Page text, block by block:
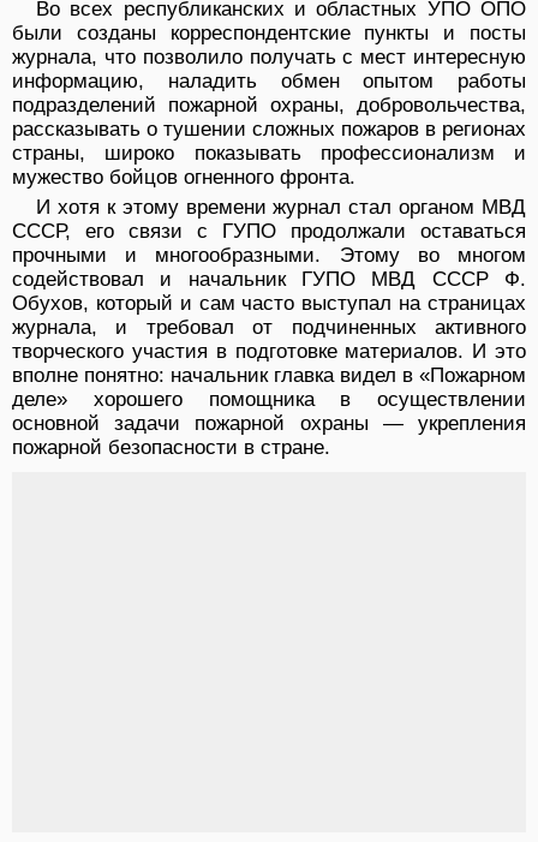
Во всех республиканских и областных УПО ОПО
были созданы корреспондентские пункты и посты
журнала, что позволило получать с мест интересную
информацию, наладить обмен опытом работы
подразделений пожарной охраны, добровольчества,
рассказывать о тушении сложных пожаров в регионах
страны, широко показывать профессионализм и
мужество бойцов огненного фронта.
И хотя к этому времени журнал стал органом МВД
СССР, его связи с ГУПО продолжали оставаться
прочными и многообразными. Этому во многом
содействовал и начальник ГУПО МВД СССР Ф.
Обухов, который и сам часто выступал на страницах
журнала, и требовал от подчиненных активного
творческого участия в подготовке материалов. И это
вполне понятно: начальник главка видел в «Пожарном
деле» хорошего помощника в осуществлении
основной задачи пожарной охраны — укрепления
пожарной безопасности в стране.